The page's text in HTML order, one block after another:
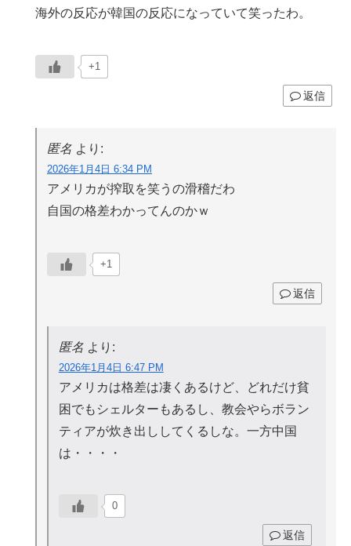
海外の反応が韓国の反応になっていて笑ったわ。
+1
返信
匿名 より:
2026年1月4日 6:34 PM
アメリカが搾取を笑うの滑稽だわ
自国の格差わかってんのかｗ
+1
返信
匿名 より:
2026年1月4日 6:47 PM
アメリカは格差は凄くあるけど、どれだけ貧
困でもシェルターもあるし、教会やらボラン
ティアが炊き出ししてくるしな。一方中国
は・・・・
0
返信